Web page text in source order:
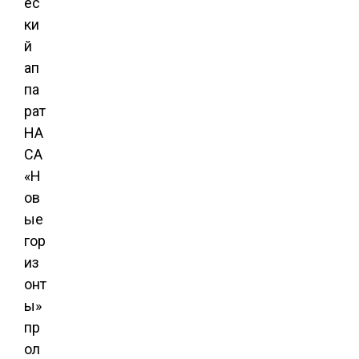
ки
й
ап
па
рат
НА
СА
«Н
ов
ые
гор
из
онт
ы»
пр
ол